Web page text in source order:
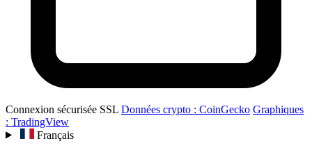
Connexion sécurisée SSL Données crypto : CoinGecko Graphiques
: TradingView
Français